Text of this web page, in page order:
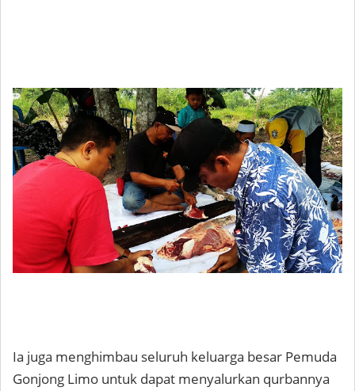
Ia juga menghimbau seluruh keluarga besar Pemuda
Gonjong Limo untuk dapat menyalurkan qurbannya